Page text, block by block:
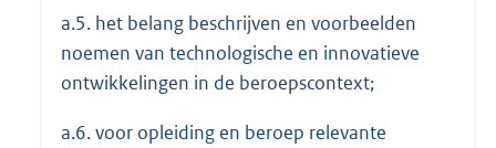
a.5. het belang beschrijven en voorbeelden
noemen van technologische en innovatieve
ontwikkelingen in de beroepscontext;
a.6. voor opleiding en beroep relevante